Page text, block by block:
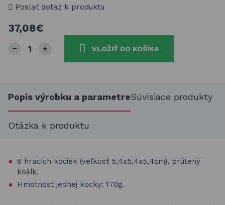
Poslať dotaz k produktu
37,08€
VLOŽIŤ DO KOŠÍKA
Popis výrobku a parametreSúvisiace produkty
Otázka k produktu
6 hracích kociek (veľkosť 5,4x5,4x5,4cm), prútený
košík.
Hmotnosť jednej kocky: 170g.